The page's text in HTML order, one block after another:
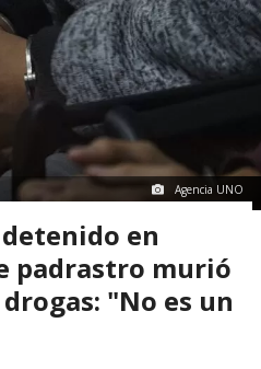
Agencia UNO
en
padrastro murió
"No es un